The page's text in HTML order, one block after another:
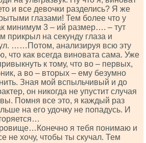
и все девочки разделись? Я же
глазами! Тем более что у
минимум 3 – ий размер…. – тут
прикрыл на секунду глаза и
……Потом, анализируя всю эту
что как всегда виновата сама. Уже
к тому, что во – первых,
а во – вторых – ему безумно
Зная мой вспыльчивый и до
он никогда не упустит случая
Помня все это, я каждый раз
на его удочку не попадусь. И
я тебя понимаю и
не хочу, чтобы ты скучал. Тем